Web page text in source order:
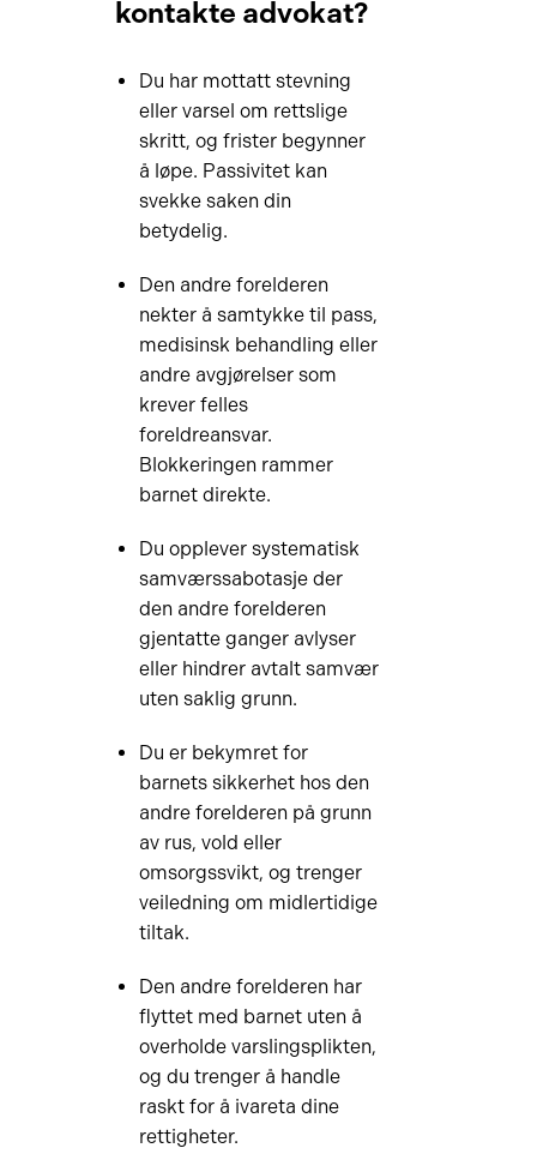
kontakte advokat?
Du har mottatt stevning
eller varsel om rettslige
skritt, og frister begynner
å løpe. Passivitet kan
svekke saken din
betydelig.
Den andre forelderen
nekter å samtykke til pass,
medisinsk behandling eller
andre avgjørelser som
krever felles
foreldreansvar.
Blokkeringen rammer
barnet direkte.
Du opplever systematisk
samværssabotasje der
den andre forelderen
gjentatte ganger avlyser
eller hindrer avtalt samvær
uten saklig grunn.
Du er bekymret for
barnets sikkerhet hos den
andre forelderen på grunn
av rus, vold eller
omsorgssvikt, og trenger
veiledning om midlertidige
tiltak.
Den andre forelderen har
flyttet med barnet uten å
overholde varslingsplikten,
og du trenger å handle
raskt for å ivareta dine
rettigheter.